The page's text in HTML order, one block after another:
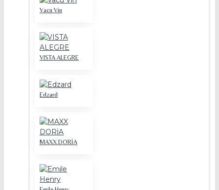
Vacu Vin
VISTA ALEGRE
Edzard
MAXX DORİA